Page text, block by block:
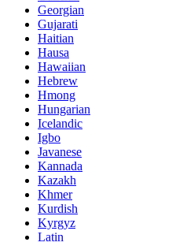
Georgian
Gujarati
Haitian
Hausa
Hawaiian
Hebrew
Hmong
Hungarian
Icelandic
Igbo
Javanese
Kannada
Kazakh
Khmer
Kurdish
Kyrgyz
Latin